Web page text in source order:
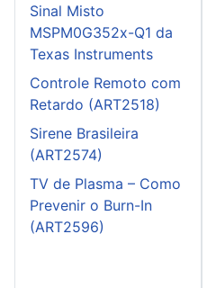
Sinal Misto
MSPM0G352x-Q1 da
Texas Instruments
Controle Remoto com
Retardo (ART2518)
Sirene Brasileira
(ART2574)
TV de Plasma – Como
Prevenir o Burn-In
(ART2596)